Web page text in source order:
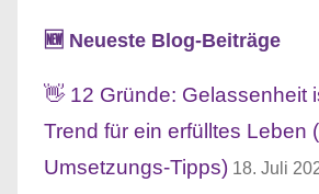
🆕 Neueste Blog-Beiträge
👋 12 Gründe: Gelassenheit
Trend für ein erfülltes Leben
Umsetzungs-Tipps) 18. Juli